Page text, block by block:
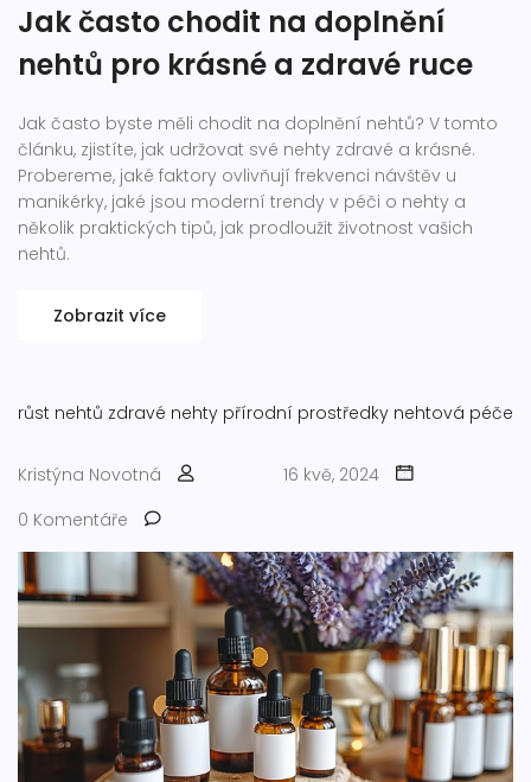
Jak často chodit na doplnění
nehtů pro krásné a zdravé ruce
Jak často byste měli chodit na doplnění nehtů? V tomto
článku, zjistíte, jak udržovat své nehty zdravé a krásné.
Probereme, jaké faktory ovlivňují frekvenci návštěv u
manikérky, jaké jsou moderní trendy v péči o nehty a
několik praktických tipů, jak prodloužit životnost vašich
nehtů.
Zobrazit více
růst nehtů zdravé nehty přírodní prostředky nehtová péče
Kristýna Novotná
16 kvě, 2024
0 Komentáře